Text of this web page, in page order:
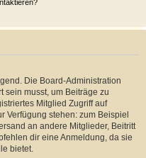
oder juristische Anfragen zu diesem
Die Board-Administration